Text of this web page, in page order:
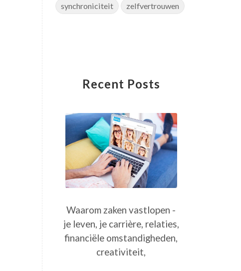
synchroniciteit
zelfvertrouwen
Recent Posts
Waarom zaken vastlopen -
je leven, je carrière, relaties,
financiële omstandigheden,
creativiteit,